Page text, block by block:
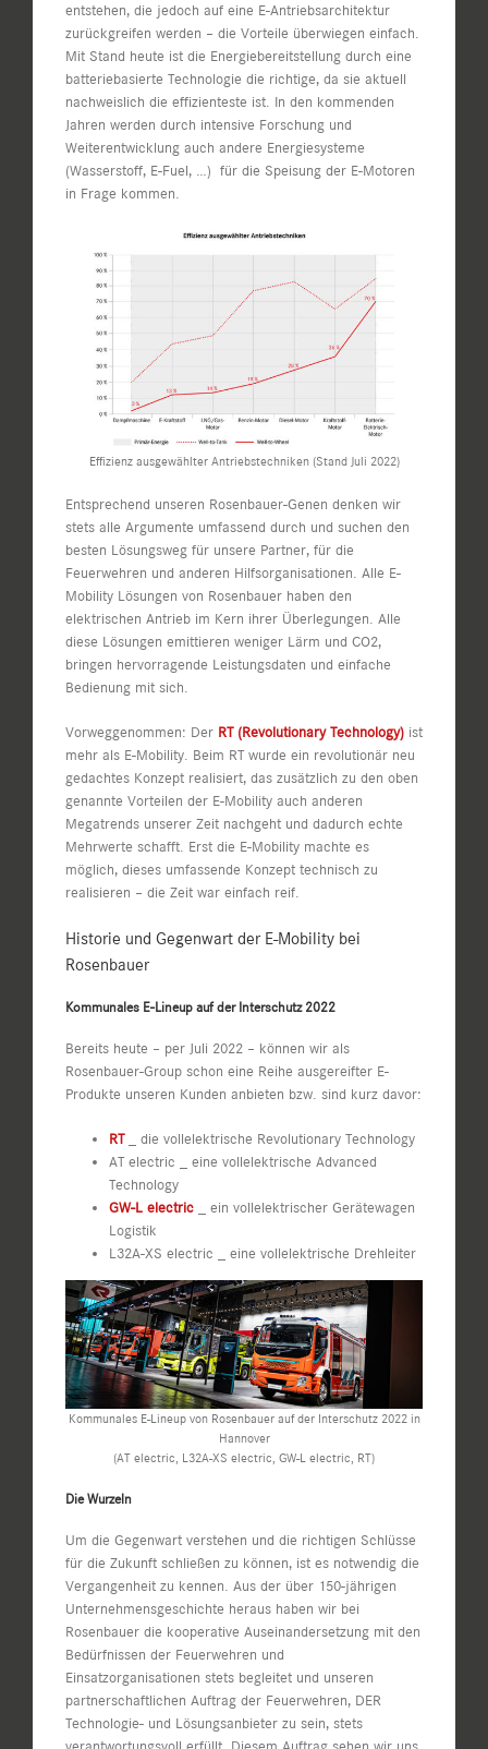
entstehen, die jedoch auf eine E-Antriebsarchitektur
zurückgreifen werden – die Vorteile überwiegen einfach.
Mit Stand heute ist die Energiebereitstellung durch eine
batteriebasierte Technologie die richtige, da sie aktuell
nachweislich die effizienteste ist. In den kommenden
Jahren werden durch intensive Forschung und
Weiterentwicklung auch andere Energiesysteme
(Wasserstoff, E-Fuel, …) für die Speisung der E-Motoren
in Frage kommen.
Effizienz ausgewählter Antriebstechniken (Stand Juli 2022)
Entsprechend unseren Rosenbauer-Genen denken wir
stets alle Argumente umfassend durch und suchen den
besten Lösungsweg für unsere Partner, für die
Feuerwehren und anderen Hilfsorganisationen. Alle E-
Mobility Lösungen von Rosenbauer haben den
elektrischen Antrieb im Kern ihrer Überlegungen. Alle
diese Lösungen emittieren weniger Lärm und CO2,
bringen hervorragende Leistungsdaten und einfache
Bedienung mit sich.
Vorweggenommen: Der RT (Revolutionary Technology) ist
mehr als E-Mobility. Beim RT wurde ein revolutionär neu
gedachtes Konzept realisiert, das zusätzlich zu den oben
genannte Vorteilen der E-Mobility auch anderen
Megatrends unserer Zeit nachgeht und dadurch echte
Mehrwerte schafft. Erst die E-Mobility machte es
möglich, dieses umfassende Konzept technisch zu
realisieren – die Zeit war einfach reif.
Historie und Gegenwart der E-Mobility bei
Rosenbauer
Kommunales E-Lineup auf der Interschutz 2022
Bereits heute – per Juli 2022 – können wir als
Rosenbauer-Group schon eine Reihe ausgereifter E-
Produkte unseren Kunden anbieten bzw. sind kurz davor:
RT_ die vollelektrische Revolutionary Technology
AT electric _ eine vollelektrische Advanced
Technology
GW-L electric _ ein vollelektrischer Gerätewagen
Logistik
L32A-XS electric _ eine vollelektrische Drehleiter
Kommunales E-Lineup von Rosenbauer auf der Interschutz 2022 in
Hannover
(AT electric, L32A-XS electric, GW-L electric, RT)
Die Wurzeln
Um die Gegenwart verstehen und die richtigen Schlüsse
für die Zukunft schließen zu können, ist es notwendig die
Vergangenheit zu kennen. Aus der über 150-jährigen
Unternehmensgeschichte heraus haben wir bei
Rosenbauer die kooperative Auseinandersetzung mit den
Bedürfnissen der Feuerwehren und
Einsatzorganisationen stets begleitet und unseren
partnerschaftlichen Auftrag der Feuerwehren, DER
Technologie- und Lösungsanbieter zu sein, stets